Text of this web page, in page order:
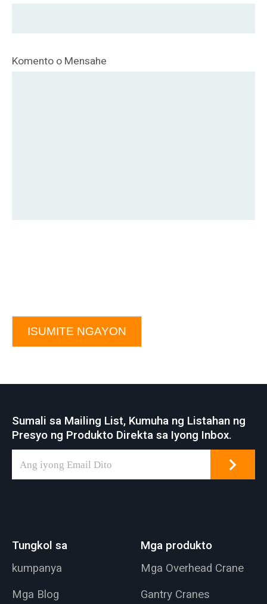
Komento o Mensahe
ISUMITE NGAYON
Sumali sa Mailing List, Kumuha ng Listahan ng
Presyo ng Produkto Direkta sa Iyong Inbox.
Tungkol sa
kumpanya
Mga Blog
Mga produkto
Mga Overhead Crane
Gantry Cranes